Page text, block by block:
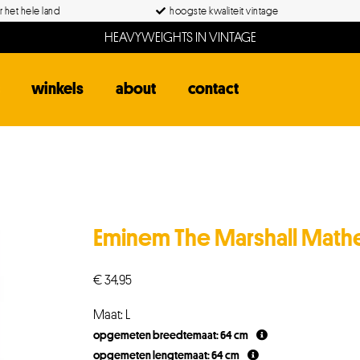
het hele land hoogste kwaliteit vintage
HEAVYWEIGHTS IN VINTAGE
winkels about contact
Eminem The Marshall
€34,95
Maat: L
opgemeten breedtemaat: 64 cm
opgemeten lengtemaat: 64 cm